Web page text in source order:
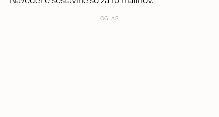
OGLAS